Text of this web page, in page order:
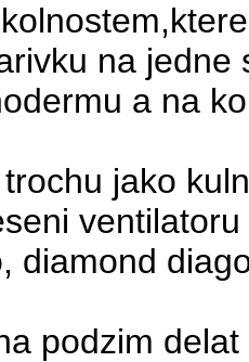
na
a na
jako
diamond
podzim